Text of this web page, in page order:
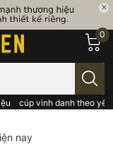
cúp vinh danh theo
0
nay